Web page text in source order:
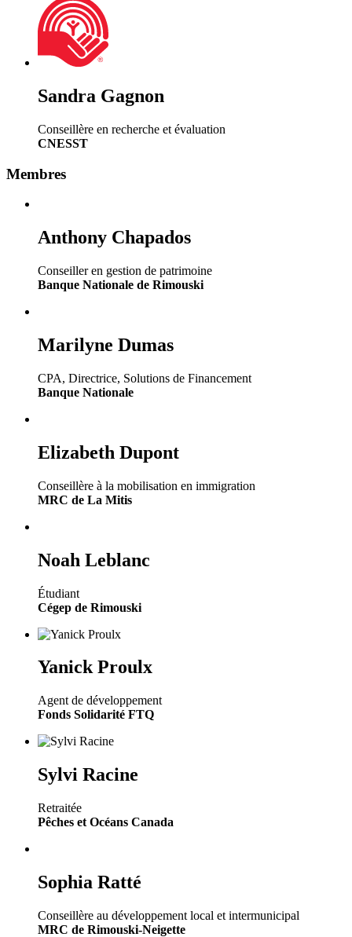
Sandra Gagnon
Conseillère en recherche et évaluation
CNESST
Membres
Anthony Chapados
Conseiller en gestion de patrimoine
Banque Nationale de Rimouski
Marilyne Dumas
CPA, Directrice, Solutions de Financement
Banque Nationale
Elizabeth Dupont
Conseillère à la mobilisation en immigration
MRC de La Mitis
Noah Leblanc
Étudiant
Cégep de Rimouski
Yanick Proulx
Agent de développement
Fonds Solidarité FTQ
Sylvi Racine
Retraitée
Pêches et Océans Canada
Sophia Ratté
Conseillère au développement local et intermunicipal
MRC de Rimouski-Neigette